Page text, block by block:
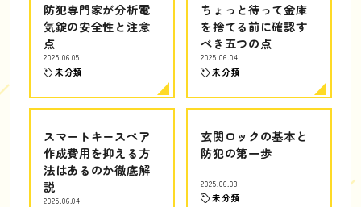
防犯専門家が分析電
気錠の安全性と注意
点
2025.06.05
未分類
ちょっと待って金庫
を捨てる前に確認す
べき五つの点
2025.06.04
未分類
スマートキースペア
作成費用を抑える方
法はあるのか徹底解
説
2025.06.04
玄関ロックの基本と
防犯の第一歩
2025.06.03
未分類